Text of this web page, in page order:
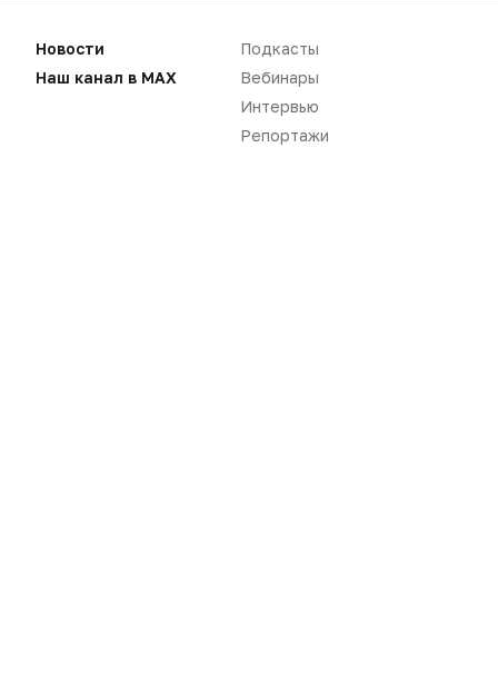
ЖНВЛП препарата от муковисцидоза ивакафтор +
тезакафтор + элексакафтор и ивакафтор.
Оригинальный препарат «Трикафта» принадлежит
компании Vertex Pharmaceuticals, дистрибьютор в
России – Sanofi. Также в нашей стране
Новости
Наш канал в MAX
Подкасты
Вебинары
Интервью
Репортажи